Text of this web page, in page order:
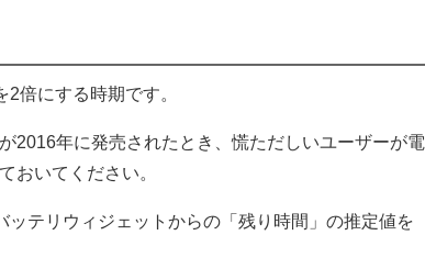
倍にする時期です。
2016年に発売されたとき、慌ただしいユーザーが電
おいてください。
テリウィジェットからの「残り時間」の推定値を